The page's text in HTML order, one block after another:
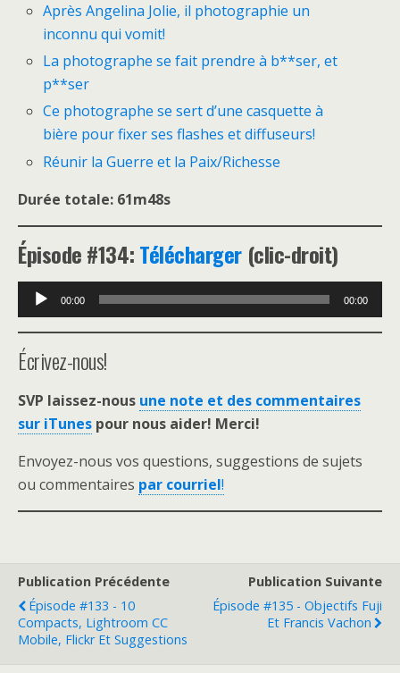
Après Angelina Jolie, il photographie un
inconnu qui vomit!
La photographe se fait prendre à b**ser, et
p**ser
Ce photographe se sert d’une casquette à
bière pour fixer ses flashes et diffuseurs!
Réunir la Guerre et la Paix/Richesse
Durée totale: 61m48s
Épisode #134:Télécharger (clic-droit)
Lecteur
audio
00:00 00:00
Écrivez-nous!
SVP laissez-nous une note et des commentaires
sur iTunes pour nous aider! Merci!
Envoyez-nous vos questions, suggestions de sujets
ou commentaires par courriel!
Publication Précédente
Épisode #133 - 10
Compacts, Lightroom CC
Mobile, Flickr Et Suggestions
Publication Suivante
Épisode #135 - Objectifs Fuji
Et Francis Vachon